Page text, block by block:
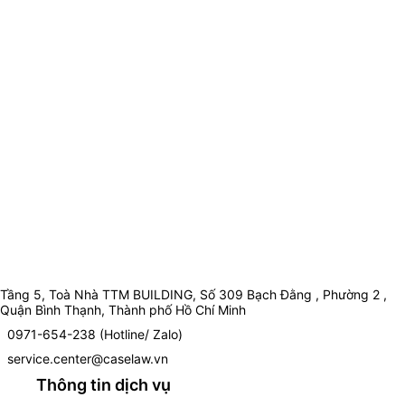
Tầng 5, Toà Nhà TTM BUILDING, Số 309 Bạch Đằng , Phường 2 ,
Quận Bình Thạnh, Thành phố Hồ Chí Minh
0971-654-238 (Hotline/ Zalo)
service.center@caselaw.vn
Thông tin dịch vụ